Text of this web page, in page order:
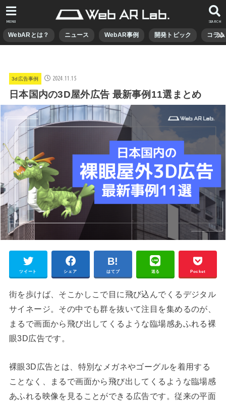
WebARとは？ ニュース WebAR事例 開発トピック コラム
SEARCH
MENU
3d広告事例 2024.11.15
日本国内の3D屋外広告 最新事例11選まとめ
ツイート シェア はてブ 送る Pocket
街を歩けば、そこかしこで目に飛び込んでくるデジタル
サイネージ。その中でも群を抜いて注目を集めるのが、
まるで画面から飛び出してくるような臨場感あふれる裸
眼3D広告です。
裸眼3D広告とは、特別なメガネやゴーグルを着用する
ことなく、まるで画面から飛び出してくるような臨場感
あふれる映像を見ることができる広告です。従来の平面